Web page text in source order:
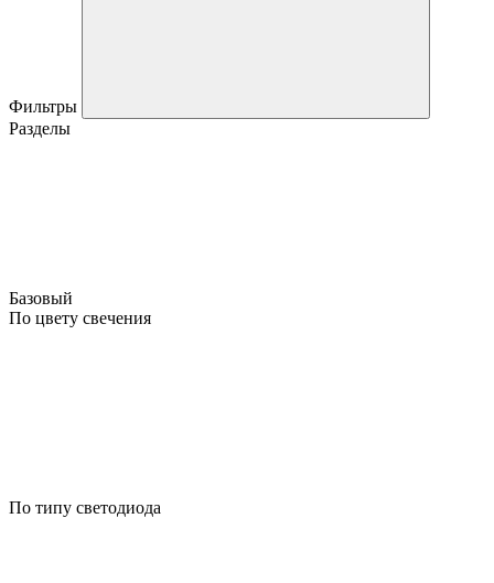
Фильтры
Разделы
Базовый
По цвету свечения
По типу светодиода